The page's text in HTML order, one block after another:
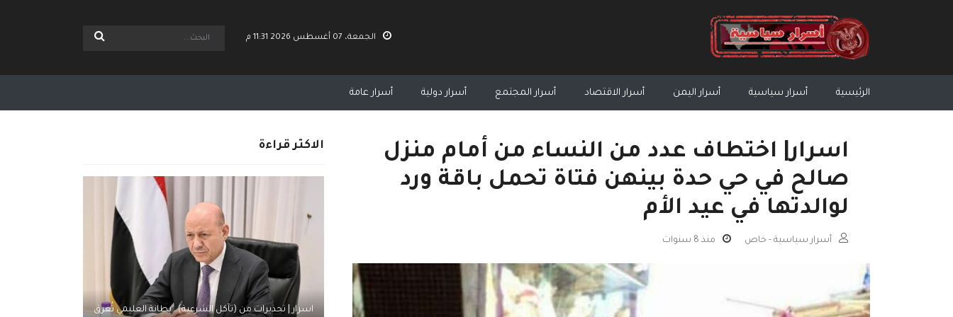
الجمعة، 07 أغسطس 2026 11:31 م
الرئيسية أسرار سياسية أسرار اليمن أسرار الاقتصاد أسرار المجتمع أسرار دولية أسرار عامة
اسرار| اختطاف عدد من النساء من أمام منزل
صالح في حي حدة بينهن فتاة تحمل باقة ورد
لوالدتها في عيد الأم
أسرار سياسية - خاص منذ 8 سنوات
الاكثر قراءة
اسرار | تحذيرات من (تآكل الشرعية).. بطانة العليمي تُغرق